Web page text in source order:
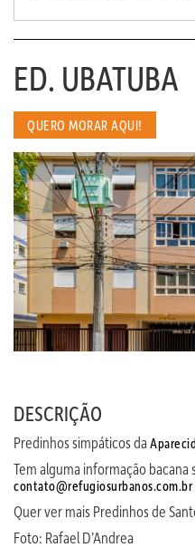
ED. UBATUBA
QUERO MORAR AQUI!
DESCRIÇÃO
Predinhos simpáticos da
Tem alguma informação bacana
contato@refugiosurbanos.com.br
Quer ver mais Predinhos de
Foto: Rafael D’Andrea